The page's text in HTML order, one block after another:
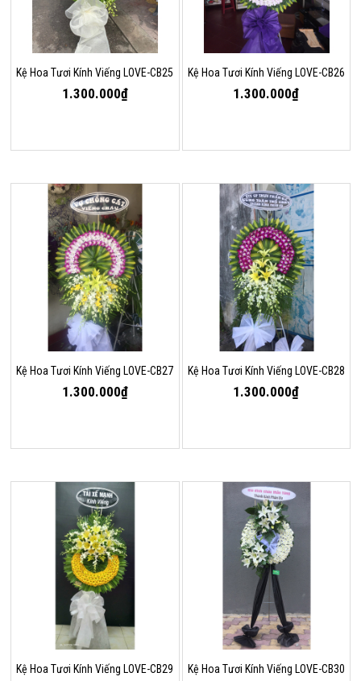
Kệ Hoa Tươi Kính Viếng LOVE-CB25
1.300.000₫
Kệ Hoa Tươi Kính Viếng LOVE-CB26
1.300.000₫
Kệ Hoa Tươi Kính Viếng LOVE-CB27
1.300.000₫
Kệ Hoa Tươi Kính Viếng LOVE-CB28
1.300.000₫
Kệ Hoa Tươi Kính Viếng LOVE-CB29 Kệ Hoa Tươi Kính Viếng LOVE-CB30